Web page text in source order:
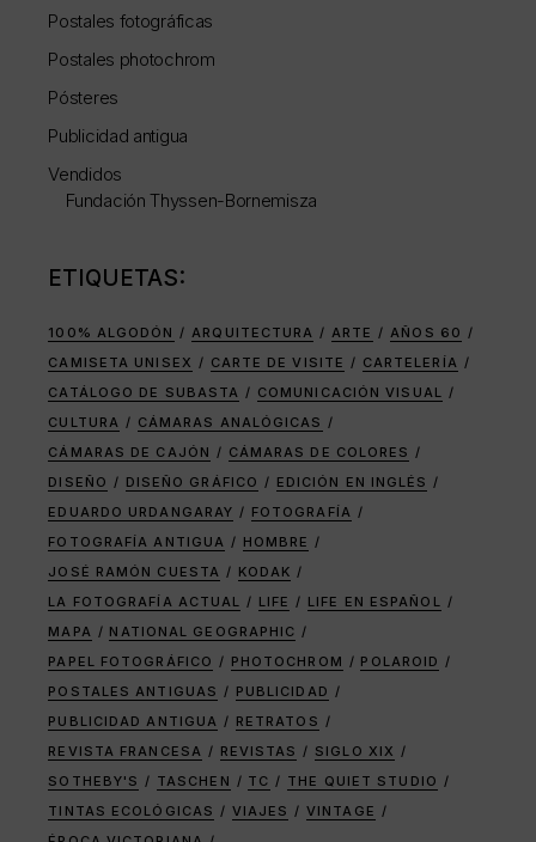
Postales fotográficas
Postales photochrom
Pósteres
Publicidad antigua
Vendidos
Fundación Thyssen-Bornemisza
ETIQUETAS:
100% ALGODÓN ARQUITECTURA ARTE
AÑOS 60
CAMISETA UNISEX
CARTE DE VISITE
CARTELERÍA
CATÁLOGO DE SUBASTA
COMUNICACIÓN VISUAL
CULTURA
CÁMARAS ANALÓGICAS
CÁMARAS DE CAJÓN
CÁMARAS DE COLORES
DISEÑO
DISEÑO GRÁFICO
EDICIÓN EN INGLÉS
EDUARDO URDANGARAY
FOTOGRAFÍA
FOTOGRAFÍA ANTIGUA
HOMBRE
JOSÉ RAMÓN CUESTA
KODAK
LA FOTOGRAFÍA ACTUAL
LIFE
LIFE EN ESPAÑOL
MAPA
NATIONAL GEOGRAPHIC
PAPEL FOTOGRÁFICO
PHOTOCHROM
POLAROID
POSTALES ANTIGUAS
PUBLICIDAD
PUBLICIDAD ANTIGUA
RETRATOS
REVISTA FRANCESA
REVISTAS
SIGLO XIX
SOTHEBY'S
TASCHEN TC
THE QUIET STUDIO
TINTAS ECOLÓGICAS
VIAJES
VINTAGE